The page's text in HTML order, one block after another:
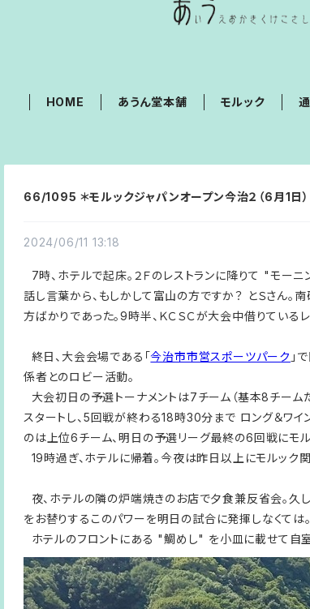
HOME あうん堂本舗 モルック
66/1095 ＊モルックジャパンオープン今治２（6月1日）
2024/06/11 13:18
7時、ホテルで起床。２Ｆのレストランに降りて "モー
話し言葉から、もしかして富山の方ですか？ とＳさん。
方ばかりであった。9時半、ＫＣＳＣが大会中借りている
終日、大会会場である「今治市市営スポーツパーク 」
係者とのロビー活動。
大会初日の予選トーナメントは7チーム（基本8チーム
スタートし、5回戦が終わる18時30分まで ロング＆ワイ
のは上位6チーム、明日の予選リーグ最終の6回戦にモ
19時過ぎ、ホテルに帰着。今夜は昨日以上にモルック
夜、ホテルの隣の炉端焼きのお店で夕食兼反省会。久
をお替りするこのパワーを明日の試合に発揮しなくては
ホテルのフロントにある "鯛めし" を小皿に載せて自室